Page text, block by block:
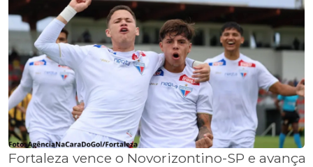
Fortaleza vence o Novorizontino-SP e avança